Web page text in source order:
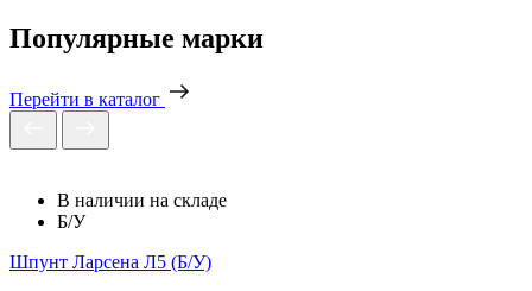
Популярные марки
Перейти в каталог
В наличии на складе
Б/У
Шпунт Ларсена Л5 (Б/У)